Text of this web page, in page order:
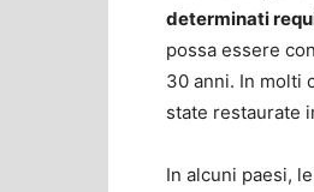
determinati
possa essere
30 anni. In molti
state restaurate
In alcuni paesi,